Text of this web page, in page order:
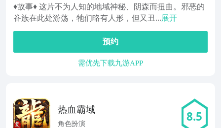
♦故事♦ 这片不为人知的地域神秘、阴森而扭曲。邪恶的
眷族在此处游荡，牠们略有人形，但又丑...展开
预约
需优先下载九游APP
热血霸域
角色扮演 8.5